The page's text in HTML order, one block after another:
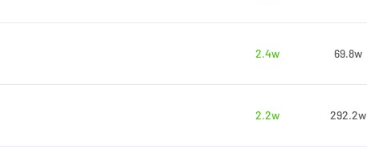
2.4w
69.8w
2.2w
292.2w